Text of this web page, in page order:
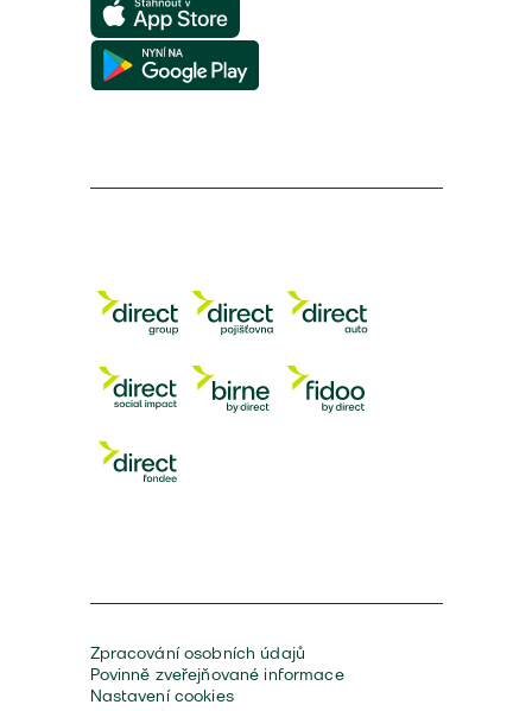
Zpracování osobních údajů
Povinně zveřejňované informace
Nastavení cookies